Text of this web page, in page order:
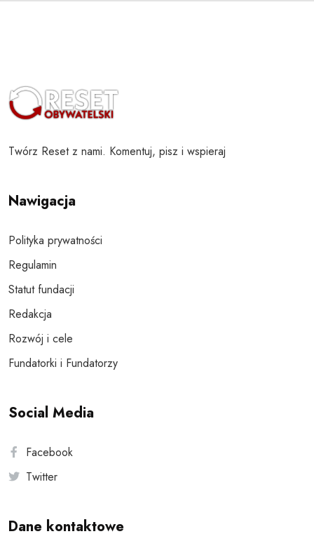
Twórz Reset z nami. Komentuj, pisz i wspieraj
Nawigacja
Polityka prywatności
Regulamin
Statut fundacji
Redakcja
Rozwój i cele
Fundatorki i Fundatorzy
Social Media
Facebook
Twitter
Dane kontaktowe